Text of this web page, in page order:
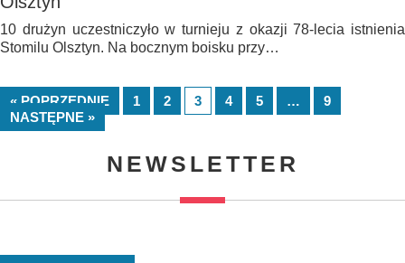
10 drużyn uczestniczyło w turnieju z okazji 78-lecia istnienia
Stomilu Olsztyn. Na bocznym boisku przy…
« POPRZEDNIE 1 2 3 4 5 …
9
NASTĘPNE »
NEWSLETTER